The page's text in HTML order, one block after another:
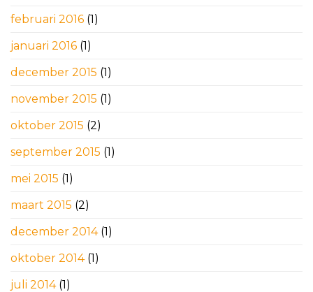
februari 2016 (1)
januari 2016 (1)
december 2015 (1)
november 2015 (1)
oktober 2015 (2)
september 2015 (1)
mei 2015 (1)
maart 2015 (2)
december 2014(1)
oktober 2014(1)
juli 2014(1)